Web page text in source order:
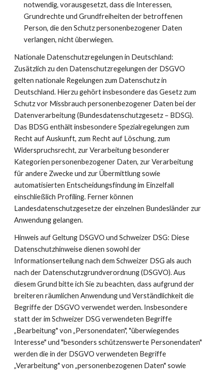
notwendig, vorausgesetzt, dass die Interessen,
Grundrechte und Grundfreiheiten der betroffenen
Person, die den Schutz personenbezogener Daten
verlangen, nicht überwiegen.
Nationale Datenschutzregelungen in Deutschland:
Zusätzlich zu den Datenschutzregelungen der DSGVO
gelten nationale Regelungen zum Datenschutz in
Deutschland. Hierzu gehört insbesondere das Gesetz zum
Schutz vor Missbrauch personenbezogener Daten bei der
Datenverarbeitung (Bundesdatenschutzgesetz – BDSG).
Das BDSG enthält insbesondere Spezialregelungen zum
Recht auf Auskunft, zum Recht auf Löschung, zum
Widerspruchsrecht, zur Verarbeitung besonderer
Kategorien personenbezogener Daten, zur Verarbeitung
für andere Zwecke und zur Übermittlung sowie
automatisierten Entscheidungsfindung im Einzelfall
einschließlich Profiling. Ferner können
Landesdatenschutzgesetze der einzelnen Bundesländer zur
Anwendung gelangen.
Hinweis auf Geltung DSGVO und Schweizer DSG: Diese
Datenschutzhinweise dienen sowohl der
Informationserteilung nach dem Schweizer DSG als auch
nach der Datenschutzgrundverordnung (DSGVO). Aus
diesem Grund bitte ich Sie zu beachten, dass aufgrund der
breiteren räumlichen Anwendung und Verständlichkeit die
Begriffe der DSGVO verwendet werden. Insbesondere
statt der im Schweizer DSG verwendeten Begriffe
„Bearbeitung" von „Personendaten", "überwiegendes
Interesse" und "besonders schützenswerte Personendaten"
werden die in der DSGVO verwendeten Begriffe
„Verarbeitung" von „personenbezogenen Daten" sowie